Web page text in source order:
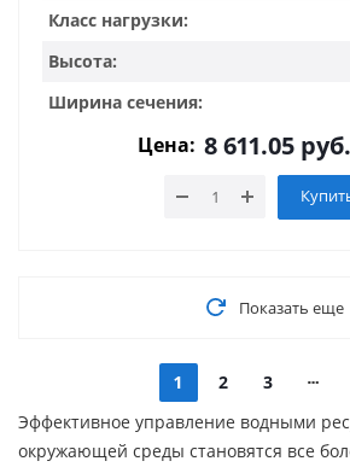
Класс нагрузки:
Высота:
Ширина сечения:
Цена: 8 611.05 руб.
Показать еще
1 2 3
Эффективное управление водными
окружающей среды становятся все